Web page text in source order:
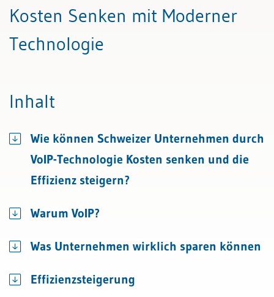
Alle Fachexperten
Kosten Senken mit Moderner
Technologie
Inhalt
Wie können Schweizer Unternehmen durch
VoIP-Technologie Kosten senken und die
Effizienz steigern?
Warum VoIP?
Was Unternehmen wirklich sparen können
Effizienzsteigerung